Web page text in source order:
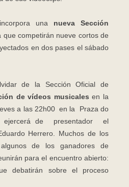
una nueva Sección
que competirán nueve cortos de
en dos pases el sábado
de la Sección Oficial de
de vídeos musicales en la
a las 22h00 en la Praza do
ejercerá de presentador el
Herrero. Muchos de los
de los ganadores de
para el encuentro abierto:
debatirán sobre el proceso